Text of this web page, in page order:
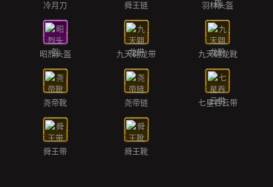
冷月刀 舜王链 羽林头盔
昭烈头盔 九天翱龙带 九天翱龙靴
尧帝靴 尧帝链 七星吞云带
舜王带 舜王靴